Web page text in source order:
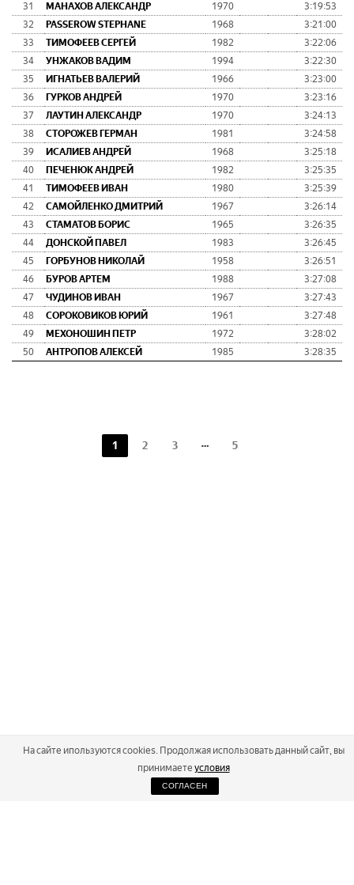
31
МАНАХОВ АЛЕКСАНДР 1970 3:19:53
32
PASSEROW STEPHANE 1968 3:21:00
33
ТИМОФЕЕВ СЕРГЕЙ 1982 3:22:06
34
УНЖАКОВ ВАДИМ 1994 3:22:30
35
ИГНАТЬЕВ ВАЛЕРИЙ 1966 3:23:00
36
ГУРКОВ АНДРЕЙ 1970 3:23:16
37
ЛАУТИН АЛЕКСАНДР 1970 3:24:13
38
СТОРОЖЕВ ГЕРМАН 1981 3:24:58
39
ИСАЛИЕВ АНДРЕЙ 1968 3:25:18
40
ПЕЧЕНЮК АНДРЕЙ 1982 3:25:35
41
ТИМОФЕЕВ ИВАН 1980 3:25:39
42
САМОЙЛЕНКО ДМИТРИЙ 1967 3:26:14
43
СТАМАТОВ БОРИС 1965 3:26:35
44
ДОНСКОЙ ПАВЕЛ 1983 3:26:45
45
ГОРБУНОВ НИКОЛАЙ 1958 3:26:51
46
БУРОВ АРТЕМ 1988 3:27:08
47
ЧУДИНОВ ИВАН 1967 3:27:43
48
СОРОКОВИКОВ ЮРИЙ 1961 3:27:48
49
МЕХОНОШИН ПЕТР 1972 3:28:02
50
АНТРОПОВ АЛЕКСЕЙ 1985 3:28:35
1 2 3 5
2026
На сайте ипользуются cookies. Продолжая использовать данный сайт, вы
принимаете условия
СОГЛАСЕН